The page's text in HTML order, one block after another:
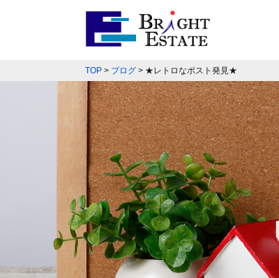
TOP > ブログ > ★レトロなポスト発見★